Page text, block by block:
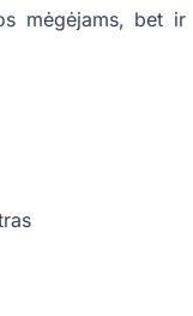
mėgėjams, bet ir